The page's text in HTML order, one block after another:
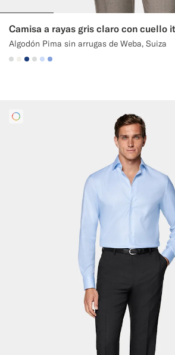
Camisa a rayas gris claro con cuello
Algodón Pima sin arrugas de Weba, Suiza
#D9DADA
#F1EFE8
#1C3D7A
#D9DADA
#CCDCF9
#82A1DC